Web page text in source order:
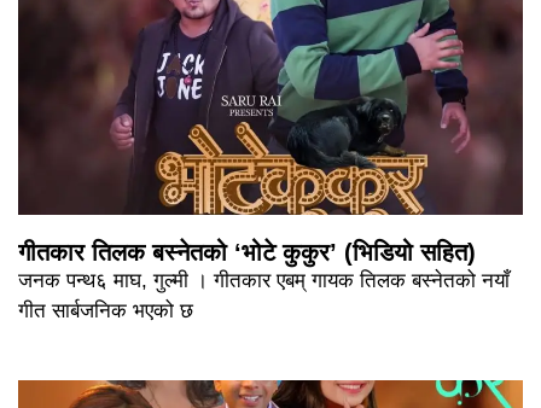
गीतकार तिलक बस्नेतको ‘भोटे कुकुर’ (भिडियो सहित)
जनक पन्थ६ माघ, गुल्मी । गीतकार एबम् गायक तिलक बस्नेतको नयाँ
गीत सार्बजनिक भएको छ